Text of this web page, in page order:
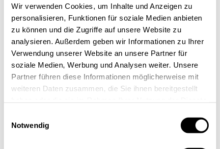
Wir verwenden Cookies, um Inhalte und Anzeigen zu
personalisieren, Funktionen für soziale Medien anbieten
zu können und die Zugriffe auf unsere Website zu
analysieren. Außerdem geben wir Informationen zu Ihrer
Verwendung unserer Website an unsere Partner für
soziale Medien, Werbung und Analysen weiter. Unsere
Partner führen diese Informationen möglicherweise mit
weiteren Daten zusammen, die Sie ihnen bereitgestellt
Notwendig
BasisCamp KI-Route:
Neue Risiken
verstehen